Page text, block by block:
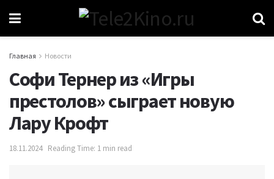
Главная Новости
Софи Тернер из «Игры
престолов» сыграет новую
Лару Крофт
18.11.2024 Reading Time: 1 min read